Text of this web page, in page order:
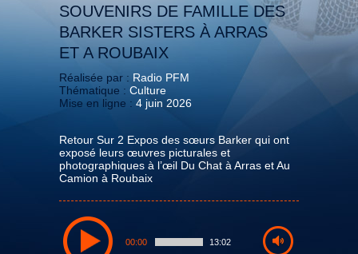
SOUVENIRS DE FAMILLE DES
BARKER SISTERS À ARRAS
ET A ROUBAIX
Réalisée par : Radio PFM
Thématique : Culture
Mise en ligne : 4 juin 2026
Retour Sur 2 Expos des sœurs Barker qui ont
exposé leurs œuvres picturales et
photographiques à l’œil Du Chat à Arras et Au
Camion à Roubaix
00:00 13:02